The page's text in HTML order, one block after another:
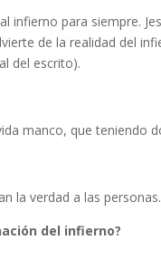
infierno para siempre.
de la realidad del
del escrito).
manco, que teniendo
la verdad a las personas.
del infierno?